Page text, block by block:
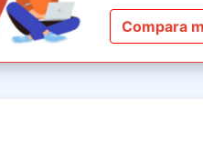
Compara